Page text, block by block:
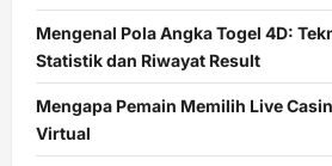
Mengenal Pola Angka Togel 4D:
Statistik dan Riwayat Result
Mengapa Pemain Memilih Live
Virtual